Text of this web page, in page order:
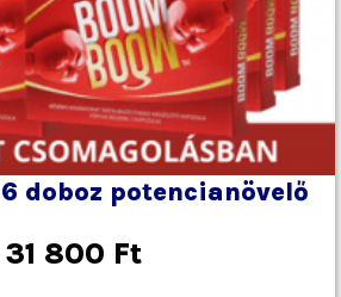
doboz potencianövelő
31 800 Ft